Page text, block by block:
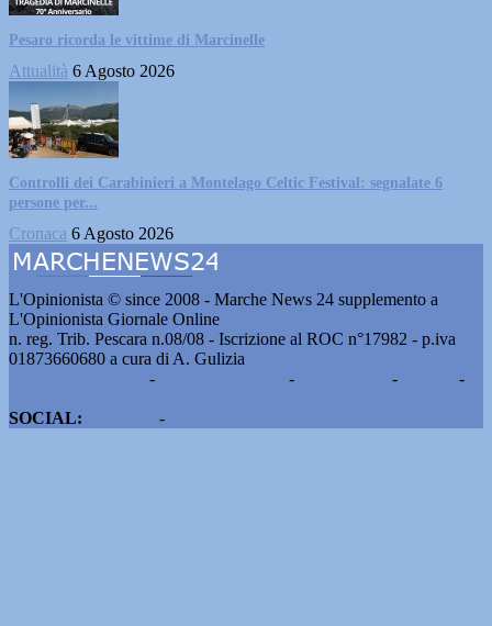
Pesaro ricorda le vittime di Marcinelle
Attualità 6 Agosto 2026
Controlli dei Carabinieri a Montelago Celtic Festival: segnalate 6
persone per...
Cronaca 6 Agosto 2026
L'Opinionista © since 2008 - Marche News 24 supplemento a
L'Opinionista Giornale Online
n. reg. Trib. Pescara n.08/08 - Iscrizione al ROC n°17982 - p.iva
01873660680 a cura di A. Gulizia
- - -
-
SOCIAL:
-